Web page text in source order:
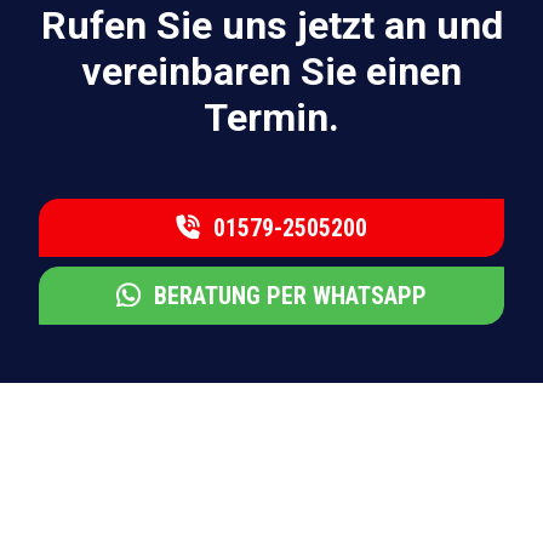
Rufen Sie uns jetzt an und
vereinbaren Sie einen
Termin.
01579-2505200
BERATUNG PER WHATSAPP